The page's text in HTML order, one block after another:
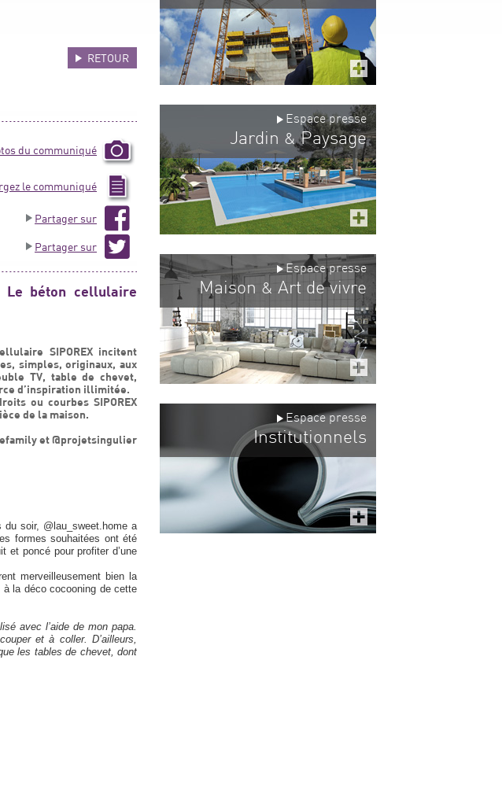
RETOUR
du communiqué
le communiqué
Partager sur
Partager sur
béton cellulaire
SIPOREX incitent
simples, originaux, aux
TV, table de chevet,
d’inspiration illimitée.
ou courbes SIPOREX
de la maison.
et @projetsingulier
soir, @lau_sweet.home a
formes souhaitées ont été
et poncé pour profiter d’une
merveilleusement bien la
la déco cocooning de cette
avec l’aide de mon papa.
et à coller. D’ailleurs,
les tables de chevet, dont
Espace presse
Jardin &Paysage
Espace presse
Maison & Art de vivre
Espace presse
Institutionnels